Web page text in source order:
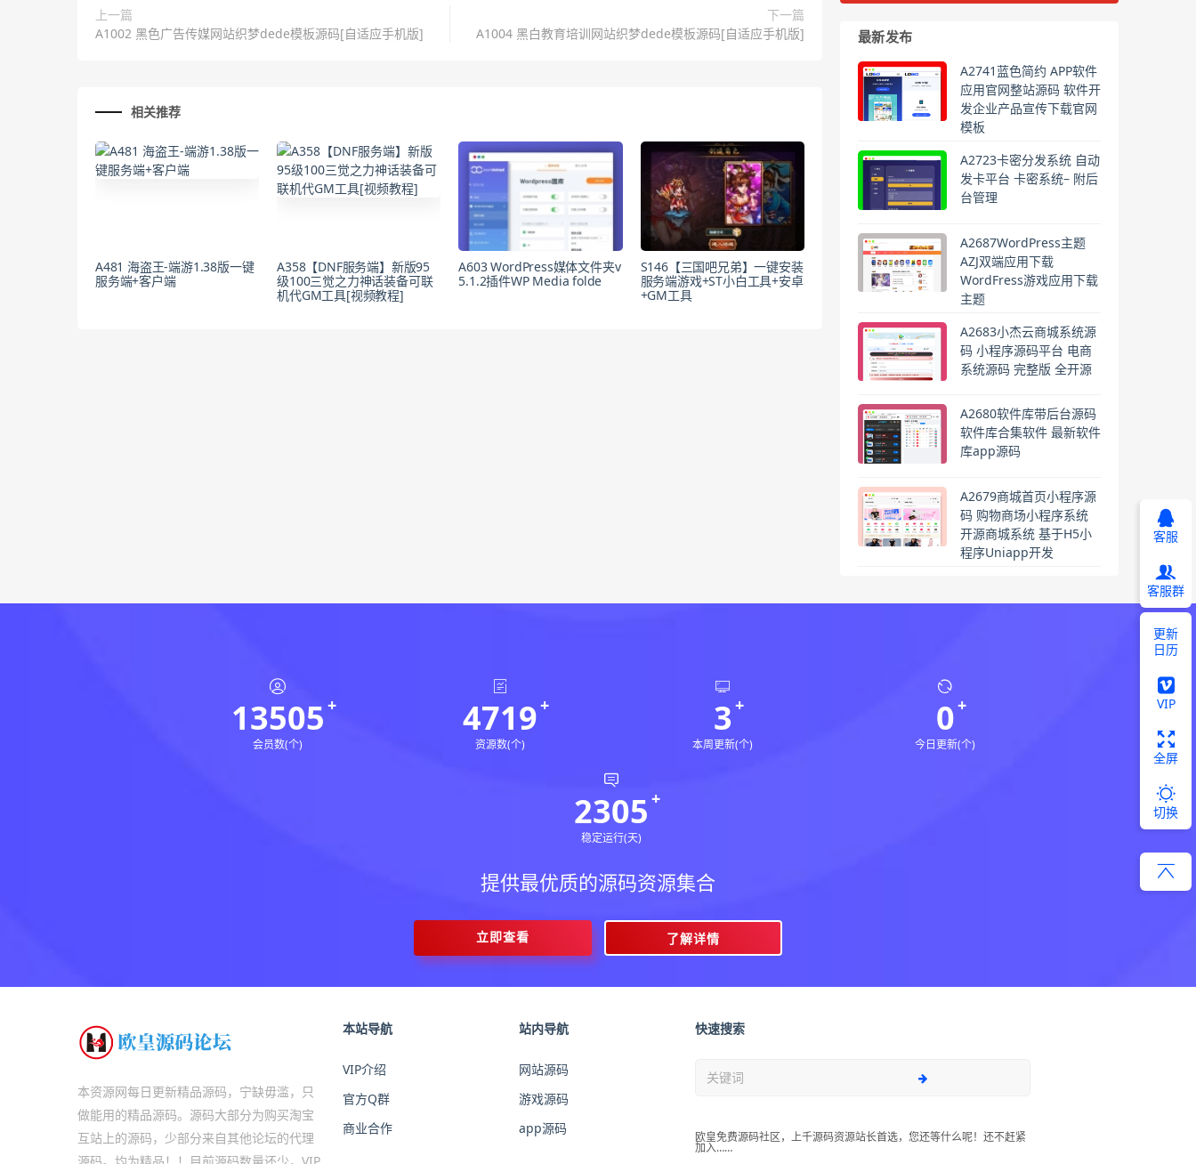
上一篇
A1002 黑色广告传媒网站织梦dede模板源码[自适应手机版]
下一篇
A1004 黑白教育培训网站织梦dede模板源码[自适应手机版]
相关推荐
A481 海盗王-端游1.38版一键
服务端+客户端
A358【DNF服务端】新版95
级100三觉之力神话装备可联
机代GM工具[视频教程]
A603 WordPress媒体文件夹v
5.1.2插件WP Media folde
S146【三国吧兄弟】一键安装
服务端游戏+ST小白工具+安卓
+GM工具
最新发布
A2741蓝色简约 APP软件
应用官网整站源码 软件开
发企业产品宣传下载官网
模板
A2723卡密分发系统 自动
发卡平台 卡密系统– 附后
台管理
A2687WordPress主题
AZJ双端应用下载
WordFress游戏应用下载
主题
A2683小杰云商城系统源
码 小程序源码平台 电商
系统源码 完整版 全开源
A2680软件库带后台源码
软件库合集软件 最新软件
库app源码
A2679商城首页小程序源
码 购物商场小程序系统
开源商城系统 基于H5小
程序Uniapp开发
13505
会员数(个)
4719
资源数(个)
3
本周更新(个)
0
今日更新(个)
2305
稳定运行(天)
提供最优质的源码资源集合
立即查看 了解详情
本资源网每日更新精品源码，宁缺毋滥，只
做能用的精品源码。源码大部分为购买淘宝
互站上的源码，少部分来自其他论坛的代理
本站导航
VIP介绍
官方Q群
商业合作
站内导航
网站源码
游戏源码
app源码
快速搜索
欧皇免费源码社区，上千源码资源站长首选，您还等什么呢！还不赶紧
加入……
客服
客服群
更新
日历
VIP
全屏
切换